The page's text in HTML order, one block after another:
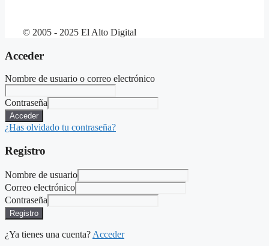
© 2005 - 2025 El Alto Digital
Acceder
Nombre de usuario o correo electrónico
Contraseña
Acceder
¿Has olvidado tu contraseña?
Registro
Nombre de usuario
Correo electrónico
Contraseña
Registro
¿Ya tienes una cuenta? Acceder